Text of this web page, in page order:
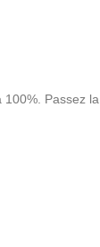
Passez la